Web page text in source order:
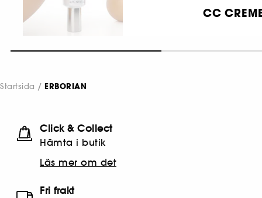
CC
Startsida ERBORIAN
Click & Collect
Hämta i butik​
Läs mer om det
Fri frakt